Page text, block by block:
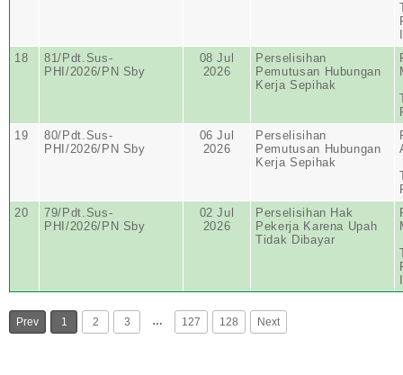
18
81/Pdt.Sus-
PHI/2026/PN Sby
08 Jul
2026
Perselisihan
Pemutusan Hubungan
Kerja Sepihak
19
80/Pdt.Sus-
PHI/2026/PN Sby
06 Jul
2026
Perselisihan
Pemutusan Hubungan
Kerja Sepihak
20
79/Pdt.Sus-
PHI/2026/PN Sby
02 Jul
2026
Perselisihan Hak
Pekerja Karena Upah
Tidak Dibayar
Prev 1 2 3 … 127 128 Next